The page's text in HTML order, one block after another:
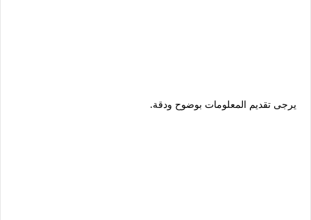
يرجى تقديم المعلومات بوضوح ودقة.